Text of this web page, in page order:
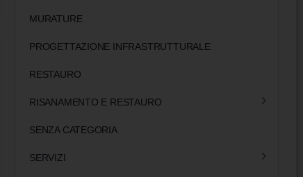
MURATURE
PROGETTAZIONE INFRASTRUTTURALE
RESTAURO
RISANAMENTO E RESTAURO
SENZA CATEGORIA
SERVIZI